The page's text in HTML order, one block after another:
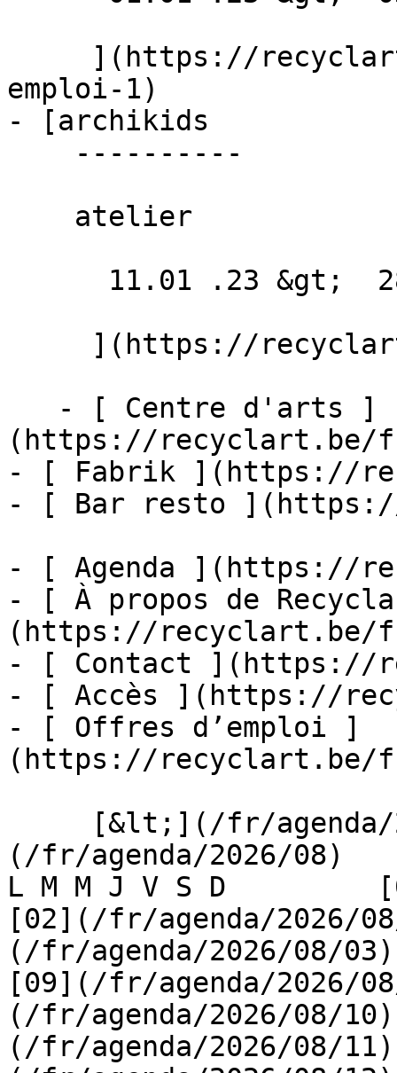
emploi-1)
- [archikids
(https://recyclart.be/
- [ Fabrik ](https://
- [ Bar resto
- [ Agenda ](https://
- [ À propos de
(https://recyclart.be/
- [ Contact ](https://
- [ Accès ](https://
- [ Offres d’emploi ]
(https://recyclart.be/
(/fr/agenda/2026/08)
L M M J V S D
[02](/fr/agenda/2026/
(/fr/agenda/2026/08/
[09](/fr/agenda/2026/
(/fr/agenda/2026/08/
(/fr/agenda/2026/08/